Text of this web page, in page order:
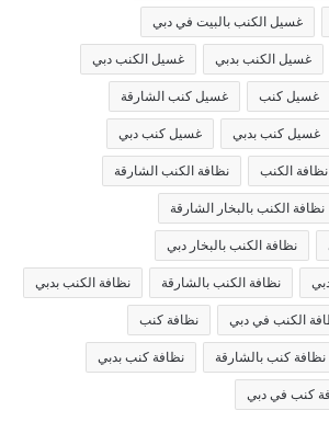
غسيل الكنب بالبيت في دبي
غسيل الكنب بدبي غسيل الكنب دبي
غسيل كنب غسيل كنب الشارقة
غسيل كنب بدبي غسيل كنب دبي
نظافة الكنب نظافة الكنب الشارقة
نظافة الكنب بالبخار الشارقة
نظافة الكنب بالبخار دبي
نظافة الكنب بالشارقة نظافة الكنب بدبي
الكنب في دبي نظافة كنب
نظافة كنب بالشارقة نظافة كنب بدبي
كنب في دبي